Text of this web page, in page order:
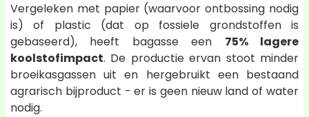
Vergeleken met papier (waarvoor ontbossing nodig
is) of plastic (dat op fossiele grondstoffen is
gebaseerd), heeft bagasse een 75% lagere
koolstofimpact. De productie ervan stoot minder
broeikasgassen uit en hergebruikt een bestaand
agrarisch bijproduct - er is geen nieuw land of water
nodig.